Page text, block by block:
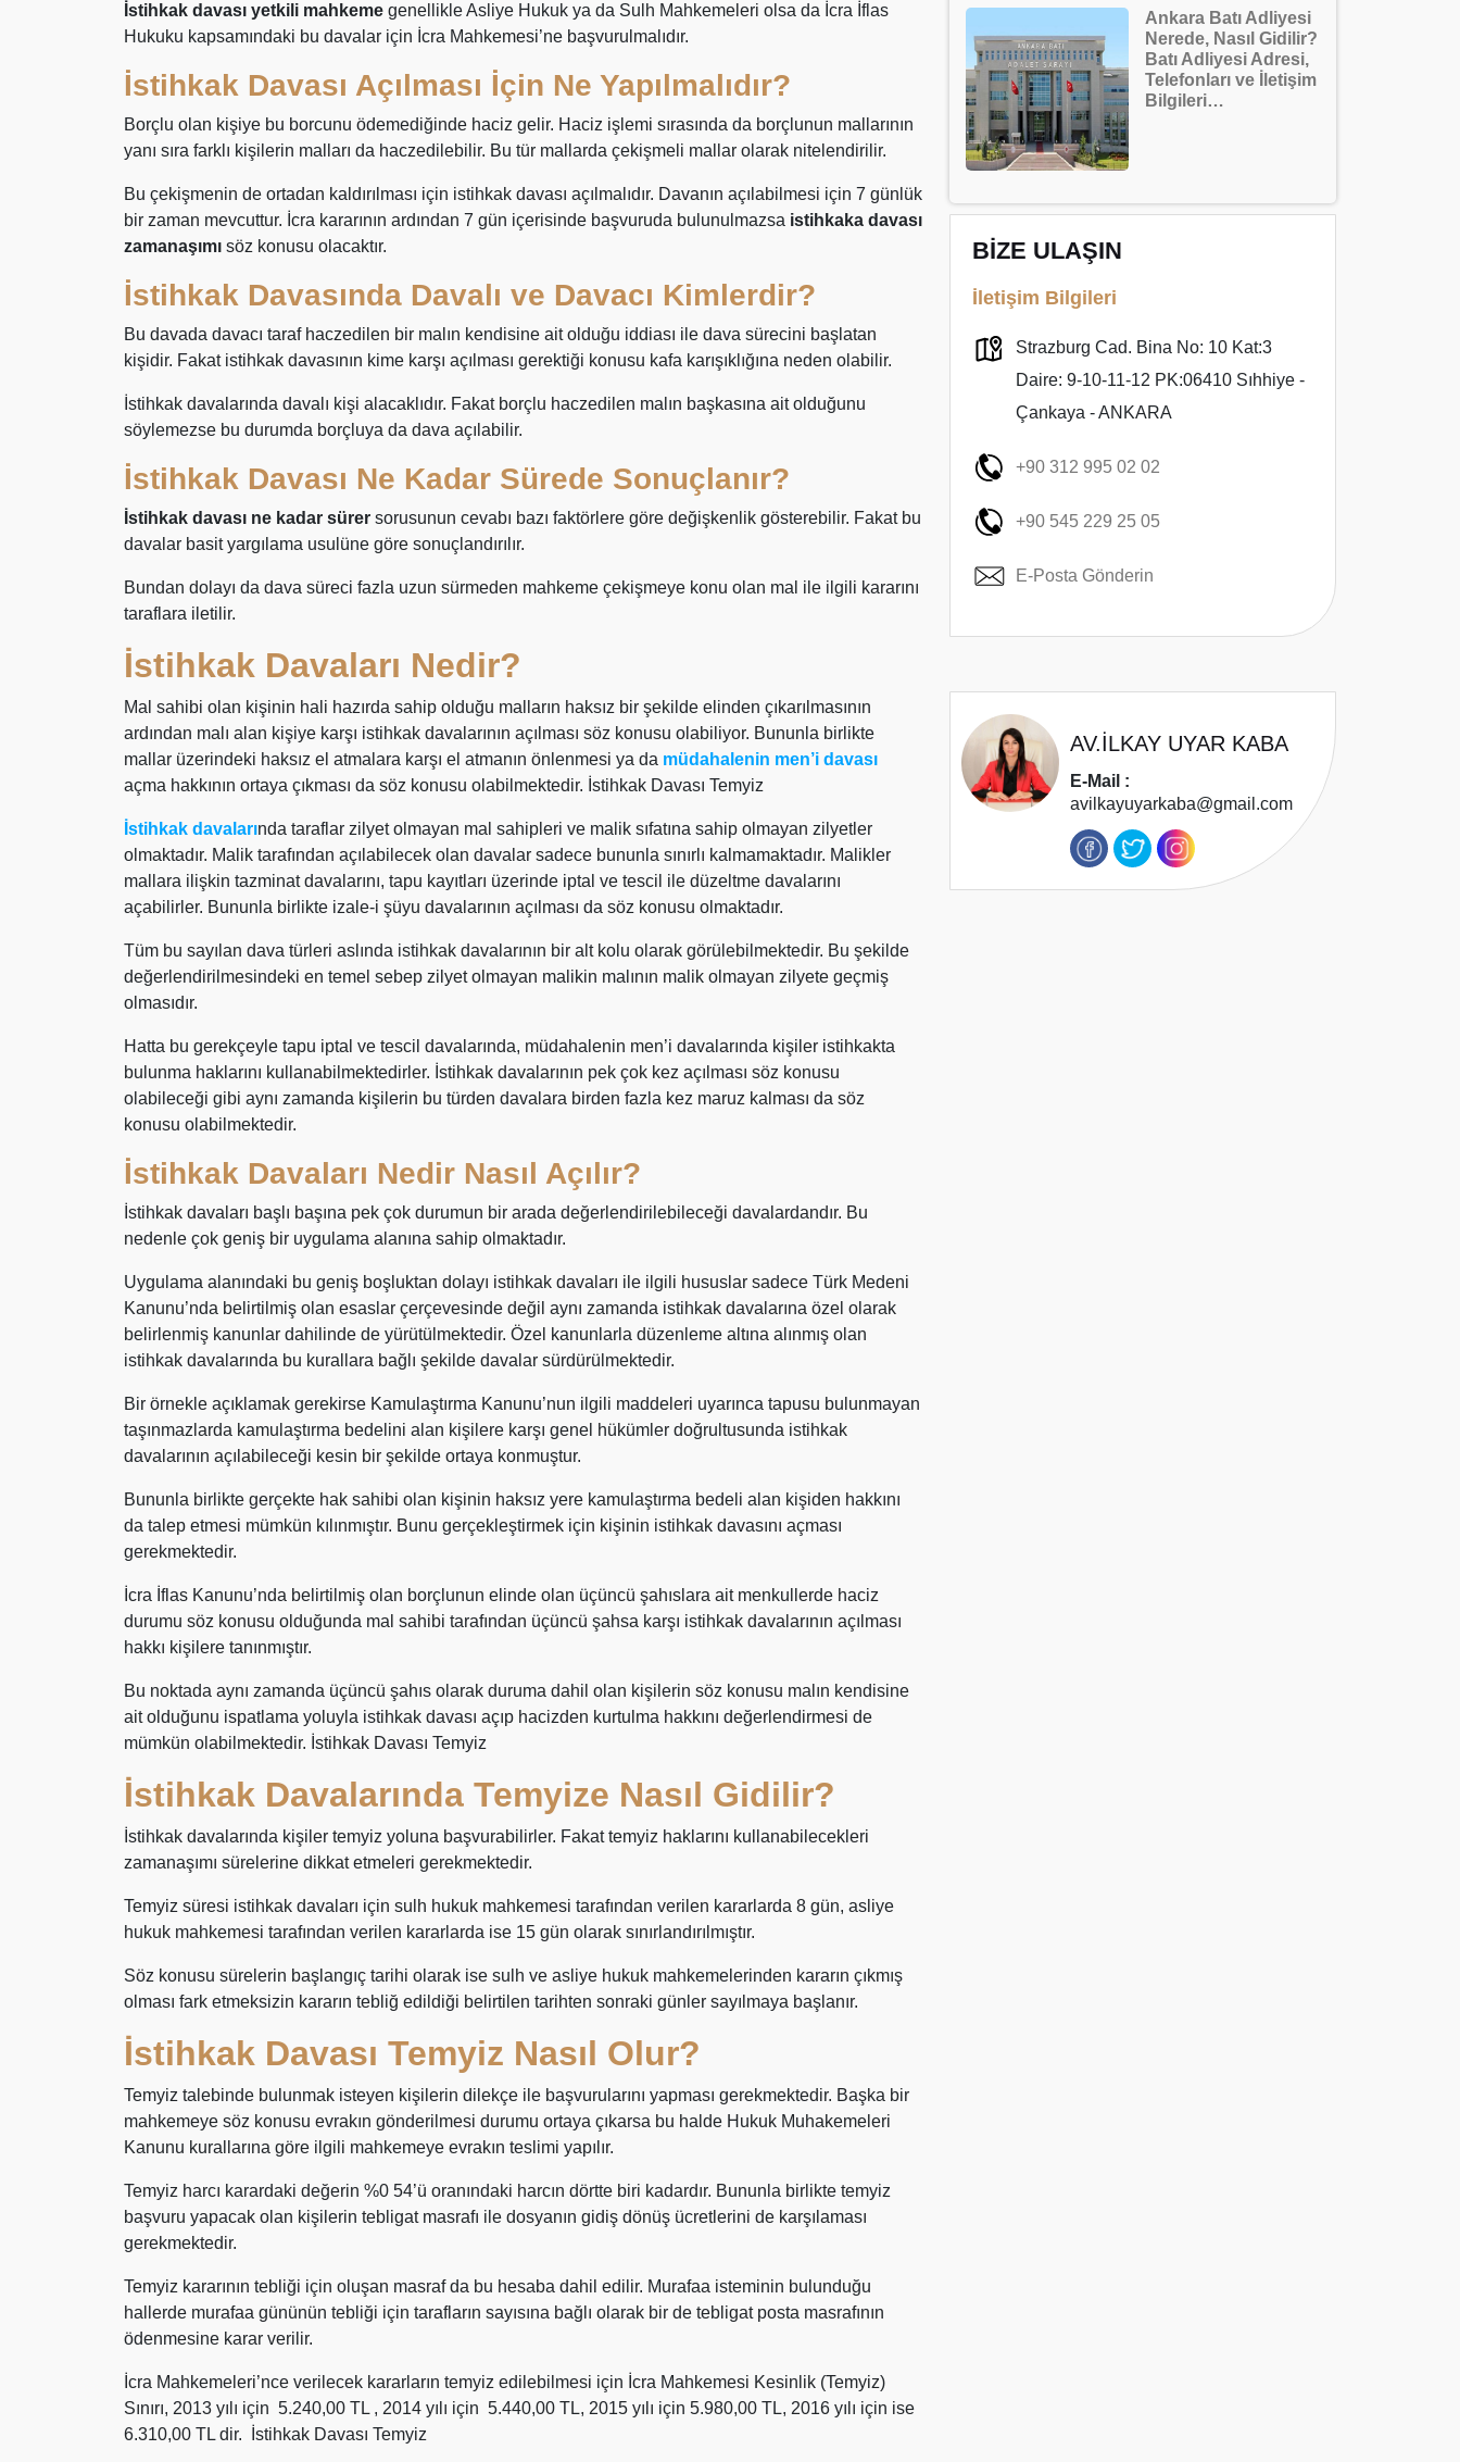
İstihkak davası yetkili mahkeme genellikle Asliye Hukuk ya da Sulh Mahkemeleri olsa da İcra İflas
Hukuku kapsamındaki bu davalar için İcra Mahkemesi’ne başvurulmalıdır.
İstihkak Davası Açılması İçin Ne Yapılmalıdır?
Borçlu olan kişiye bu borcunu ödemediğinde haciz gelir. Haciz işlemi sırasında da borçlunun mallarının
yanı sıra farklı kişilerin malları da haczedilebilir. Bu tür mallarda çekişmeli mallar olarak nitelendirilir.
Bu çekişmenin de ortadan kaldırılması için istihkak davası açılmalıdır. Davanın açılabilmesi için 7 günlük
bir zaman mevcuttur. İcra kararının ardından 7 gün içerisinde başvuruda bulunulmazsa istihkaka davası
zamanaşımı söz konusu olacaktır.
İstihkak Davasında Davalı ve Davacı Kimlerdir?
Bu davada davacı taraf haczedilen bir malın kendisine ait olduğu iddiası ile dava sürecini başlatan
kişidir. Fakat istihkak davasının kime karşı açılması gerektiği konusu kafa karışıklığına neden olabilir.
İstihkak davalarında davalı kişi alacaklıdır. Fakat borçlu haczedilen malın başkasına ait olduğunu
söylemezse bu durumda borçluya da dava açılabilir.
İstihkak Davası Ne Kadar Sürede Sonuçlanır?
İstihkak davası ne kadar sürer sorusunun cevabı bazı faktörlere göre değişkenlik gösterebilir. Fakat bu
davalar basit yargılama usulüne göre sonuçlandırılır.
Bundan dolayı da dava süreci fazla uzun sürmeden mahkeme çekişmeye konu olan mal ile ilgili kararını
taraflara iletilir.
İstihkak Davaları Nedir?
Mal sahibi olan kişinin hali hazırda sahip olduğu malların haksız bir şekilde elinden çıkarılmasının
ardından malı alan kişiye karşı istihkak davalarının açılması söz konusu olabiliyor. Bununla birlikte
mallar üzerindeki haksız el atmalara karşı el atmanın önlenmesi ya da müdahalenin men’i davası
açma hakkının ortaya çıkması da söz konusu olabilmektedir. İstihkak Davası Temyiz
İstihkak davalarında taraflar zilyet olmayan mal sahipleri ve malik sıfatına sahip olmayan zilyetler
olmaktadır. Malik tarafından açılabilecek olan davalar sadece bununla sınırlı kalmamaktadır. Malikler
mallara ilişkin tazminat davalarını, tapu kayıtları üzerinde iptal ve tescil ile düzeltme davalarını
açabilirler. Bununla birlikte izale-i şüyu davalarının açılması da söz konusu olmaktadır.
Tüm bu sayılan dava türleri aslında istihkak davalarının bir alt kolu olarak görülebilmektedir. Bu şekilde
değerlendirilmesindeki en temel sebep zilyet olmayan malikin malının malik olmayan zilyete geçmiş
olmasıdır.
Hatta bu gerekçeyle tapu iptal ve tescil davalarında, müdahalenin men’i davalarında kişiler istihkakta
bulunma haklarını kullanabilmektedirler. İstihkak davalarının pek çok kez açılması söz konusu
olabileceği gibi aynı zamanda kişilerin bu türden davalara birden fazla kez maruz kalması da söz
konusu olabilmektedir.
İstihkak Davaları Nedir Nasıl Açılır?
İstihkak davaları başlı başına pek çok durumun bir arada değerlendirilebileceği davalardandır. Bu
nedenle çok geniş bir uygulama alanına sahip olmaktadır.
Uygulama alanındaki bu geniş boşluktan dolayı istihkak davaları ile ilgili hususlar sadece Türk Medeni
Kanunu’nda belirtilmiş olan esaslar çerçevesinde değil aynı zamanda istihkak davalarına özel olarak
belirlenmiş kanunlar dahilinde de yürütülmektedir. Özel kanunlarla düzenleme altına alınmış olan
istihkak davalarında bu kurallara bağlı şekilde davalar sürdürülmektedir.
Bir örnekle açıklamak gerekirse Kamulaştırma Kanunu’nun ilgili maddeleri uyarınca tapusu bulunmayan
taşınmazlarda kamulaştırma bedelini alan kişilere karşı genel hükümler doğrultusunda istihkak
davalarının açılabileceği kesin bir şekilde ortaya konmuştur.
Bununla birlikte gerçekte hak sahibi olan kişinin haksız yere kamulaştırma bedeli alan kişiden hakkını
da talep etmesi mümkün kılınmıştır. Bunu gerçekleştirmek için kişinin istihkak davasını açması
gerekmektedir.
İcra İflas Kanunu’nda belirtilmiş olan borçlunun elinde olan üçüncü şahıslara ait menkullerde haciz
durumu söz konusu olduğunda mal sahibi tarafından üçüncü şahsa karşı istihkak davalarının açılması
hakkı kişilere tanınmıştır.
Bu noktada aynı zamanda üçüncü şahıs olarak duruma dahil olan kişilerin söz konusu malın kendisine
ait olduğunu ispatlama yoluyla istihkak davası açıp hacizden kurtulma hakkını değerlendirmesi de
mümkün olabilmektedir. İstihkak Davası Temyiz
İstihkak Davalarında Temyize Nasıl Gidilir?
İstihkak davalarında kişiler temyiz yoluna başvurabilirler. Fakat temyiz haklarını kullanabilecekleri
zamanaşımı sürelerine dikkat etmeleri gerekmektedir.
Temyiz süresi istihkak davaları için sulh hukuk mahkemesi tarafından verilen kararlarda 8 gün, asliye
hukuk mahkemesi tarafından verilen kararlarda ise 15 gün olarak sınırlandırılmıştır.
Söz konusu sürelerin başlangıç tarihi olarak ise sulh ve asliye hukuk mahkemelerinden kararın çıkmış
olması fark etmeksizin kararın tebliğ edildiği belirtilen tarihten sonraki günler sayılmaya başlanır.
İstihkak Davası Temyiz Nasıl Olur?
Temyiz talebinde bulunmak isteyen kişilerin dilekçe ile başvurularını yapması gerekmektedir. Başka bir
mahkemeye söz konusu evrakın gönderilmesi durumu ortaya çıkarsa bu halde Hukuk Muhakemeleri
Kanunu kurallarına göre ilgili mahkemeye evrakın teslimi yapılır.
Temyiz harcı karardaki değerin %0 54’ü oranındaki harcın dörtte biri kadardır. Bununla birlikte temyiz
başvuru yapacak olan kişilerin tebligat masrafı ile dosyanın gidiş dönüş ücretlerini de karşılaması
gerekmektedir.
Temyiz kararının tebliği için oluşan masraf da bu hesaba dahil edilir. Murafaa isteminin bulunduğu
hallerde murafaa gününün tebliği için tarafların sayısına bağlı olarak bir de tebligat posta masrafının
ödenmesine karar verilir.
İcra Mahkemeleri’nce verilecek kararların temyiz edilebilmesi için İcra Mahkemesi Kesinlik (Temyiz)
Sınırı, 2013 yılı için 5.240,00 TL , 2014 yılı için 5.440,00 TL, 2015 yılı için 5.980,00 TL, 2016 yılı için ise
6.310,00 TL dir. İstihkak Davası Temyiz
Ankara Batı Adliyesi
Nerede, Nasıl Gidilir?
Batı Adliyesi Adresi,
Telefonları ve İletişim
Bilgileri…
BİZE ULAŞIN
İletişim Bilgileri
Strazburg Cad. Bina No: 10 Kat:3
Daire: 9-10-11-12 PK:06410 Sıhhiye -
Çankaya - ANKARA
+90 312 995 02 02
+90 545 229 25 05
E-Posta Gönderin
AV.İLKAY UYAR KABA
E-Mail :
avilkayuyarkaba@gmail.com